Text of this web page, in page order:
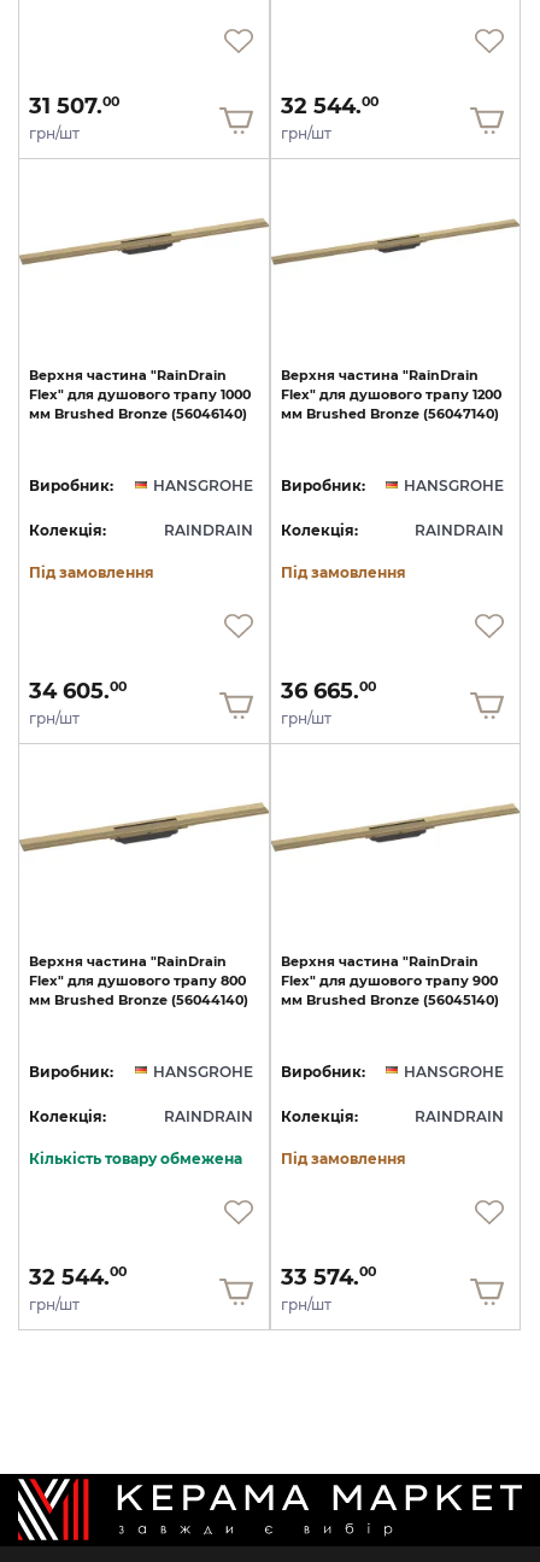
31 507.00
грн/шт
32 544.00
грн/шт
Верхня частина "RainDrain
Flex" для душового трапу 1000
мм Brushed Bronze (56046140)
Виробник: HANSGROHE
Колекція: RAINDRAIN
Під замовлення
34 605.00
грн/шт
Верхня частина "RainDrain
Flex" для душового трапу 1200
мм Brushed Bronze (56047140)
Виробник: HANSGROHE
Колекція: RAINDRAIN
Під замовлення
36 665.00
грн/шт
Верхня частина "RainDrain
Flex" для душового трапу 800
мм Brushed Bronze (56044140)
Виробник: HANSGROHE
Колекція: RAINDRAIN
Кількість товару обмежена
32 544.00
грн/шт
Верхня частина "RainDrain
Flex" для душового трапу 900
мм Brushed Bronze (56045140)
Виробник: HANSGROHE
Колекція: RAINDRAIN
Під замовлення
33 574.00
грн/шт